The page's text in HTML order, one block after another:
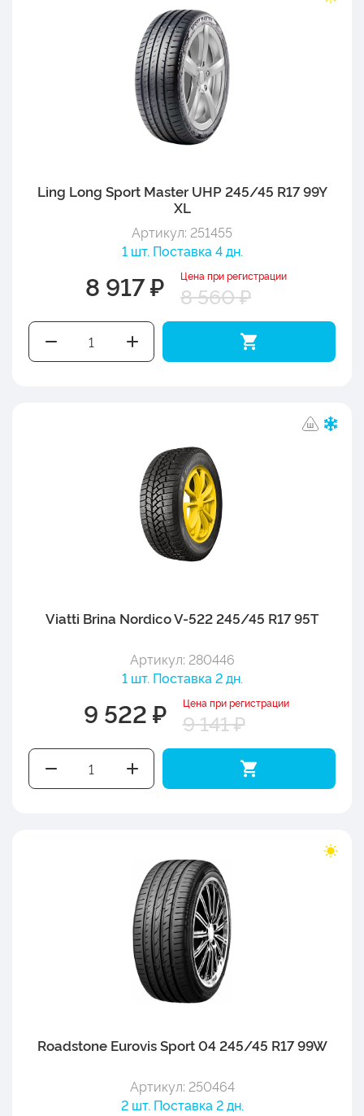
Ling Long Sport Master UHP 245/45 R17 99Y
XL
Артикул: 251455
1 шт. Поставка 4 дн.
8 917 ₽ Цена при регистрации
8 560 ₽
Viatti Brina Nordico V-522 245/45 R17 95T
Артикул: 280446
1 шт. Поставка 2 дн.
9 522 ₽ Цена при регистрации
9 141 ₽
Roadstone Eurovis Sport 04 245/45 R17 99W
Артикул: 250464
2 шт. Поставка 2 дн.